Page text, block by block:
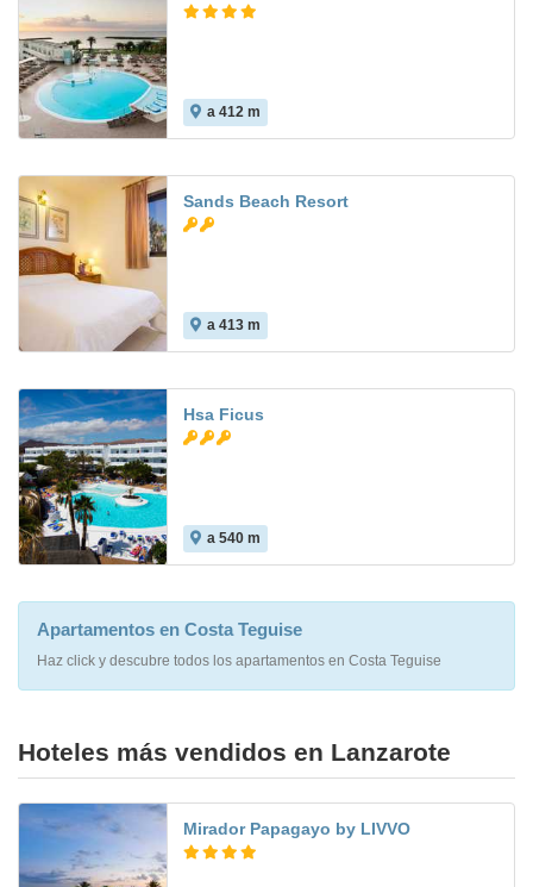
a 412 m
Sands Beach Resort
a 413 m
Hsa Ficus
a 540 m
Apartamentos en Costa Teguise
Haz click y descubre todos los apartamentos en Costa Teguise
Hoteles más vendidos en Lanzarote
Mirador Papagayo by LIVVO